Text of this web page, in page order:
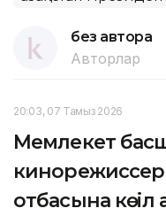
без автора
Авторлар
20:03, 07 Тамыз 2026
Мемлекет
кинорежиссер
отбасына көңіл